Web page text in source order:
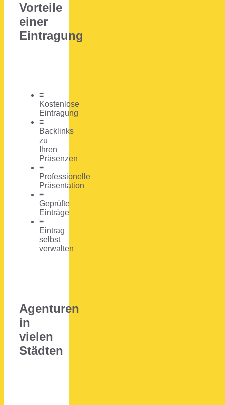
Vorteile
einer
Eintragung
≡
Kostenlose
Eintragung
≡
Backlinks
zu
Ihren
Präsenzen
≡
Professionelle
Präsentation
≡
Geprüfte
Einträge
≡
Eintrag
selbst
verwalten
Agenturen
in
vielen
Städten